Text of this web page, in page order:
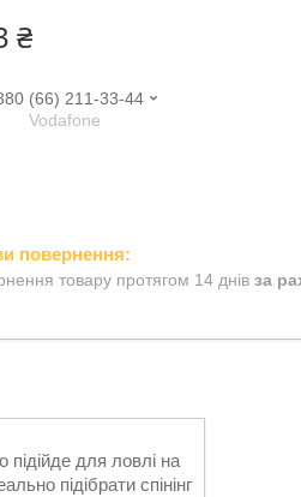
₴
(66) 211-33-44
Vodafone
товару протягом 14 днів за
підійде для ловлі на
підібрати спінінг